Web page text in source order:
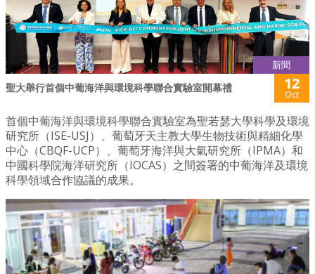
新聞
聖大舉行首個中葡海洋與環境科學聯合實驗室開幕禮 12
Oct
首個中葡海洋與環境科學聯合實驗室為聖若瑟大學科學及環境
研究所（ISE-USJ）、葡萄牙天主教大學生物技術與精細化學
中心（CBQF-UCP）、葡萄牙海洋與大氣研究所（IPMA）和
中國科學院海洋研究所（IOCAS）之間簽署的中葡海洋及環境
科學領域合作協議的成果。